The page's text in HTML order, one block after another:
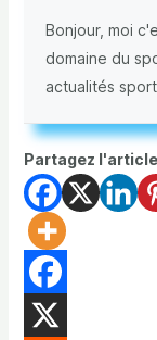
Bonjour, moi
domaine du
actualités
Partagez